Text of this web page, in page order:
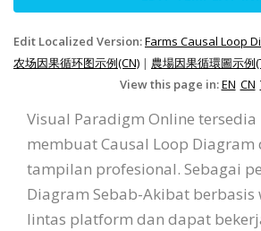
Edit Localized Version:Farms Causal Loop
农场因果循环图示例(CN) | 農場因果循環圖示例
View this page in:EN CN
Visual Paradigm Online
membuat Causal Loop Diagram
tampilan profesional. Sebagai
Diagram Sebab-Akibat berbasis
lintas platform dan dapat